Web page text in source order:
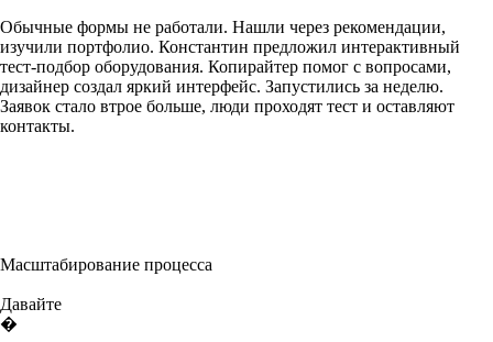
Обычные формы не работали. Нашли через рекомендации,
изучили портфолио. Константин предложил интерактивный
тест-подбор оборудования. Копирайтер помог с вопросами,
дизайнер создал яркий интерфейс. Запустились за неделю.
Заявок стало втрое больше, люди проходят тест и оставляют
контакты.
Масштабирование процесса
Давайте
�